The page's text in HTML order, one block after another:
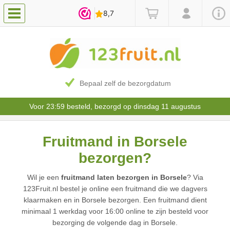
Bepaal zelf de bezorgdatum
Voor 23:59 besteld, bezorgd op dinsdag 11 augustus
Fruitmand in Borsele
bezorgen?
Wil je een fruitmand laten bezorgen in Borsele? Via
123Fruit.nl bestel je online een fruitmand die we dagvers
klaarmaken en in Borsele bezorgen. Een fruitmand dient
minimaal 1 werkdag voor 16:00 online te zijn besteld voor
bezorging de volgende dag in Borsele.